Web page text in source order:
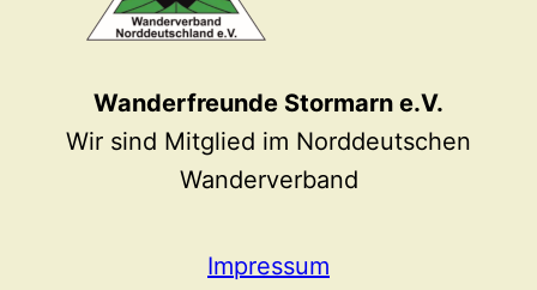
Wanderfreunde Stormarn e.V.
Wir sind Mitglied im Norddeutschen
Wanderverband
Impressum